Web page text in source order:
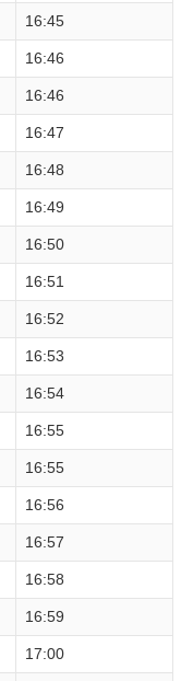
16:45
16:46
16:46
16:47
16:48
16:49
16:50
16:51
16:52
16:53
16:54
16:55
16:55
16:56
16:57
16:58
16:59
17:00